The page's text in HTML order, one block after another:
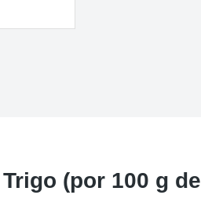
(por 100 g de